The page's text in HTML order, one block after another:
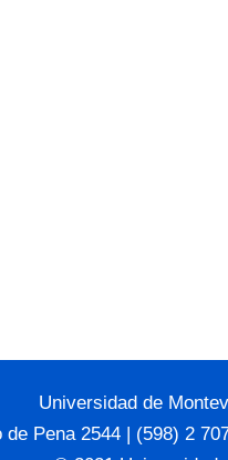
Universidad de
de Pena 2544 | (598) 2